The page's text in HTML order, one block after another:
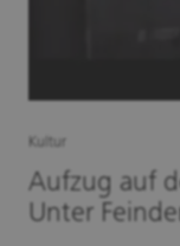
Kultur
Aufzug auf
Unter